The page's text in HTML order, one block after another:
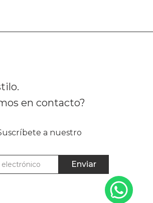
en contacto?
a nuestro
Enviar